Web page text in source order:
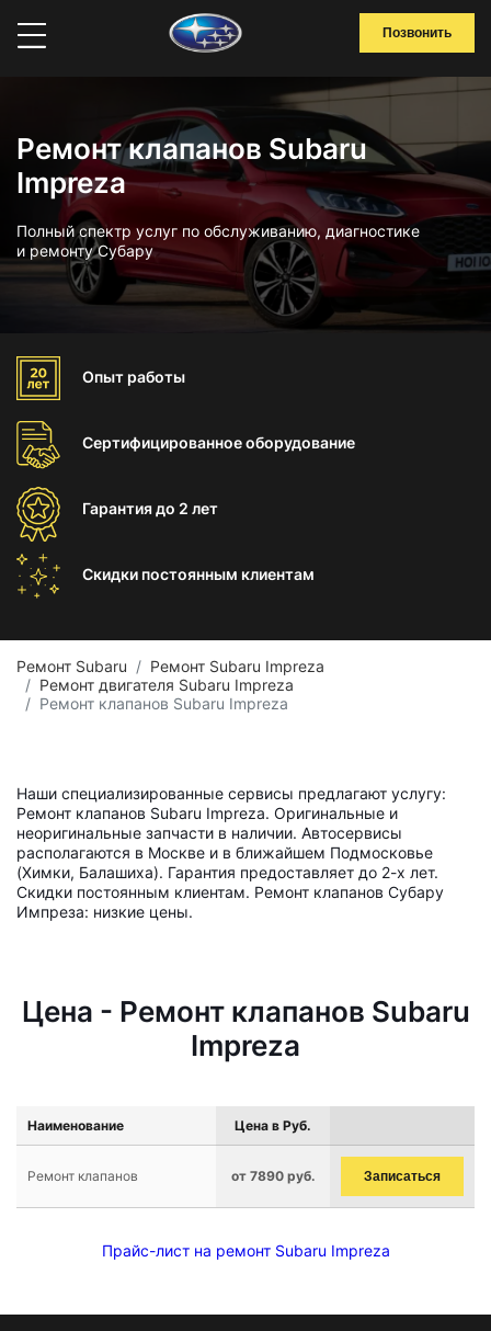
Позвонить
Ремонт клапанов Subaru
Impreza
Полный спектр услуг по обслуживанию, диагностике
и ремонту Субару
Опыт работы
Сертифицированноеоборудование
Гарантиядо 2 лет
Скидки постоянным клиентам
Ремонт Subaru
Ремонт Subaru Impreza
Ремонт двигателя Subaru Impreza
Ремонт клапанов Subaru Impreza
Наши специализированные сервисы предлагают услугу:
Ремонт клапанов Subaru Impreza. Оригинальные и
неоригинальные запчасти в наличии. Автосервисы
располагаются в Москве и в ближайшем Подмосковье
(Химки, Балашиха). Гарантия предоставляет до 2-х лет.
Скидки постоянным клиентам. Ремонт клапанов Субару
Импреза: низкие цены.
Цена - Ремонт клапанов Subaru
Impreza
Наименование Цена в Руб.
Ремонт клапанов от 7890 руб. Записаться
Прайс-лист на ремонт Subaru Impreza